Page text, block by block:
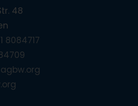
48
8084717